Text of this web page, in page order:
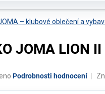
– klubové oblečení a
JOMA LION
Podrobnosti hodnocení